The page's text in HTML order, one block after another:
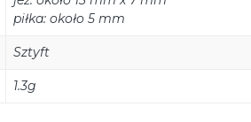
piłka: około 5 mm
Sztyft
1.3g